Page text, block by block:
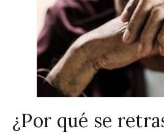
¿Por qué se